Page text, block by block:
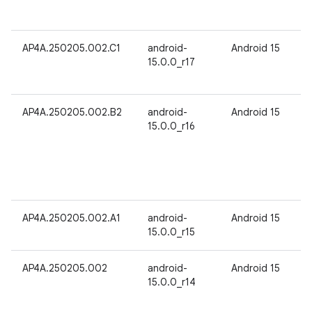
AP4A.250205.002.C1
android-
15.0.0_r17
Android 15
AP4A.250205.002.B2
android-
15.0.0_r16
Android 15
AP4A.250205.002.A1
android-
15.0.0_r15
Android 15
AP4A.250205.002
android-
15.0.0_r14
Android 15